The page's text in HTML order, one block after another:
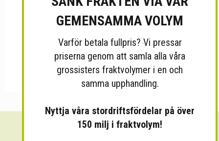
GEMENSAMMA VOLYM
Varför betala fullpris? Vi pressar
priserna genom att samla alla våra
grossisters fraktvolymer i en och
samma upphandling.
Nyttja våra stordriftsfördelar på över
150 milj i fraktvolym!